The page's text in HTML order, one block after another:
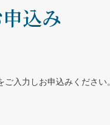
込み
入力しお申込みください